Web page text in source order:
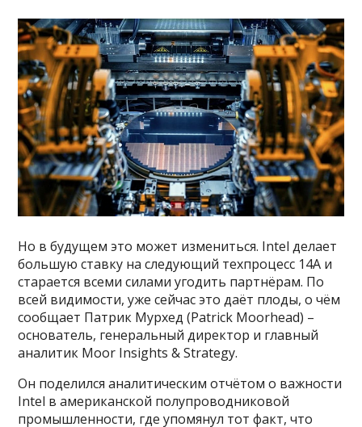
Но в будущем это может измениться. Intel делает
большую ставку на следующий техпроцесс 14A и
старается всеми силами угодить партнёрам. По
всей видимости, уже сейчас это даёт плоды, о чём
сообщает Патрик Мурхед (Patrick Moorhead) –
основатель, генеральный директор и главный
аналитик Moor Insights & Strategy.
Он поделился аналитическим отчётом о важности
Intel в американской полупроводниковой
промышленности, где упомянул тот факт, что